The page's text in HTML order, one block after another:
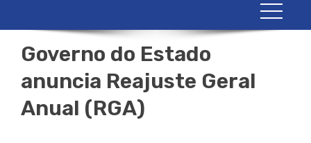
Governo do Estado
anuncia Reajuste Geral
Anual (RGA)